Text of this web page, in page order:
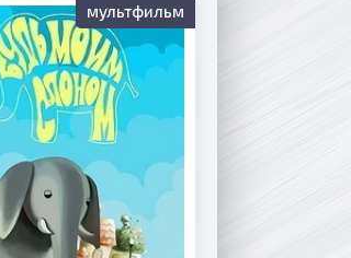
мультфильм